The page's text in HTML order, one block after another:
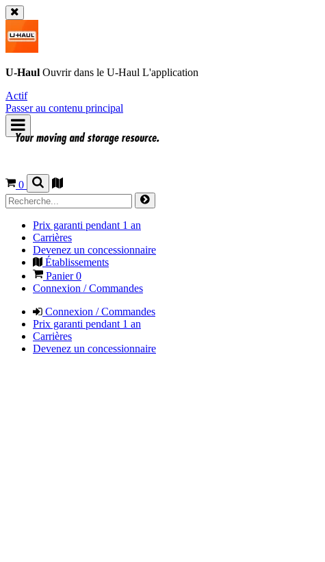
U-Haul Ouvrir dans le U-Haul L'application
Actif
Passer au contenu principal
0
Prix garanti pendant 1 an
Carrières
Devenez un concessionnaire
Établissements
Panier0
Connexion / Commandes
Connexion / Commandes
Prix garanti pendant 1 an
Carrières
Devenez un concessionnaire